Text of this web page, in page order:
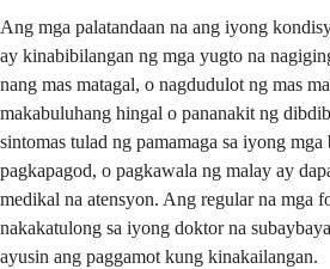
Ang mga palatandaan na ang iyong
ay kinabibilangan ng mga yugto na
nang mas matagal, o nagdudulot ng mas
makabuluhang hingal o pananakit ng
sintomas tulad ng pamamaga sa iyong
pagkapagod, o pagkawala ng malay ay
medikal na atensyon. Ang regular na mga
nakakatulong sa iyong doktor na
ayusin ang paggamot kung kinakailangan.